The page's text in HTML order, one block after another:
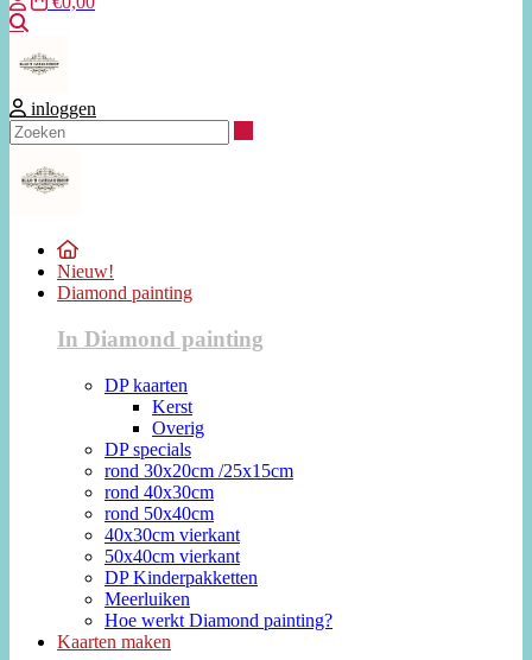
inloggen
Nieuw!
Diamond painting
In Diamond painting
DP kaarten
Kerst
Overig
DP specials
rond 30x20cm /25x15cm
rond 40x30cm
rond 50x40cm
40x30cm vierkant
50x40cm vierkant
DP Kinderpakketten
Meerluiken
Hoe werkt Diamond painting?
Kaarten maken